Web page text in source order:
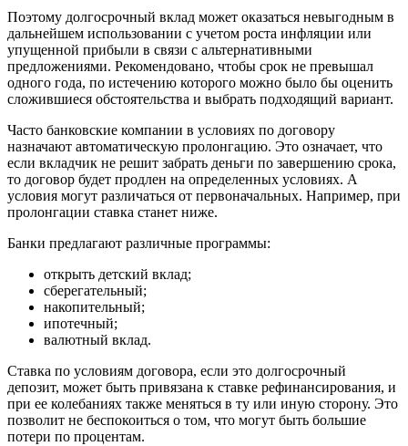
Поэтому долгосрочный вклад может оказаться невыгодным в
дальнейшем использовании с учетом роста инфляции или
упущенной прибыли в связи с альтернативными
предложениями. Рекомендовано, чтобы срок не превышал
одного года, по истечению которого можно было бы оценить
сложившиеся обстоятельства и выбрать подходящий вариант.
Часто банковские компании в условиях по договору
назначают автоматическую пролонгацию. Это означает, что
если вкладчик не решит забрать деньги по завершению срока,
то договор будет продлен на определенных условиях. А
условия могут различаться от первоначальных. Например, при
пролонгации ставка станет ниже.
Банки предлагают различные программы:
открыть детский вклад;
сберегательный;
накопительный;
ипотечный;
валютный вклад.
Ставка по условиям договора, если это долгосрочный
депозит, может быть привязана к ставке рефинансирования, и
при ее колебаниях также меняться в ту или иную сторону. Это
позволит не беспокоиться о том, что могут быть большие
потери по процентам.